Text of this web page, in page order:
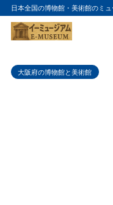
日本全国の博物館・美術館のミ
大阪府の博物館と美術館
目次
1 和泉市久保惣記念美術